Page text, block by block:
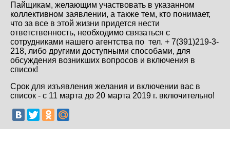
Пайщикам, желающим участвовать в указанном
коллективном заявлении, а также тем, кто понимает,
что за все в этой жизни придется нести
ответственность, необходимо связаться с
сотрудниками нашего агентства по тел. + 7(391)219-3-
218, либо другими доступными способами, для
обсуждения возникших вопросов и включения в
список!
Срок для изъявления желания и включении вас в
список - с 11 марта до 20 марта 2019 г. включительно!